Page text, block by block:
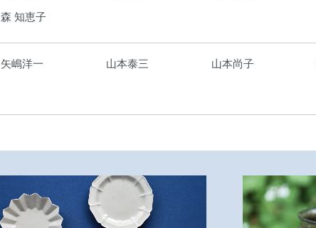
森 知恵子
矢嶋洋一 山本泰三 山本尚子